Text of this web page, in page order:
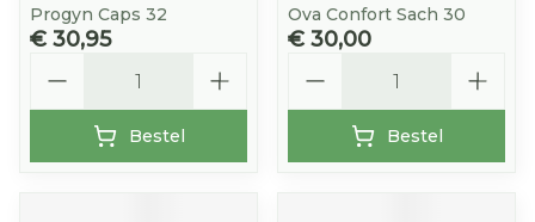
Progyn Caps 32
€ 30,95
Bestel
Ova Confort Sach 30
€ 30,00
Bestel